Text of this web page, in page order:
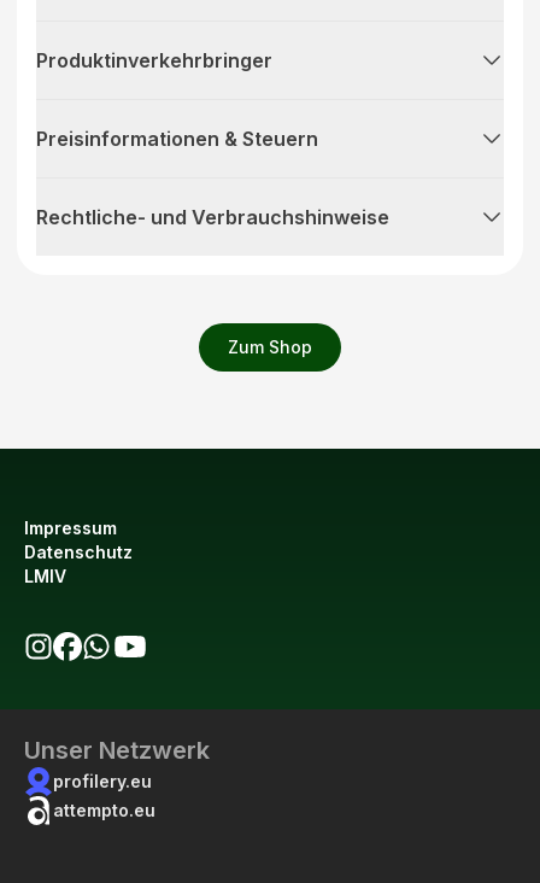
Zum Shop
Produktinverkehrbringer
Preisinformationen & Steuern
Rechtliche- und Verbrauchshinweise
Impressum
Datenschutz
LMIV
Unser Netzwerk
profilery.eu
attempto.eu